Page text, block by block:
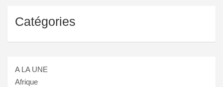
Catégories
A LA UNE
Afrique